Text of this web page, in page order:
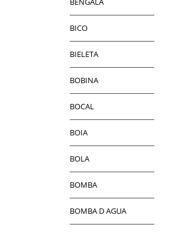
BICO
BIELETA
BOBINA
BOCAL
BOIA
BOLA
BOMBA
BOMBA D AGUA